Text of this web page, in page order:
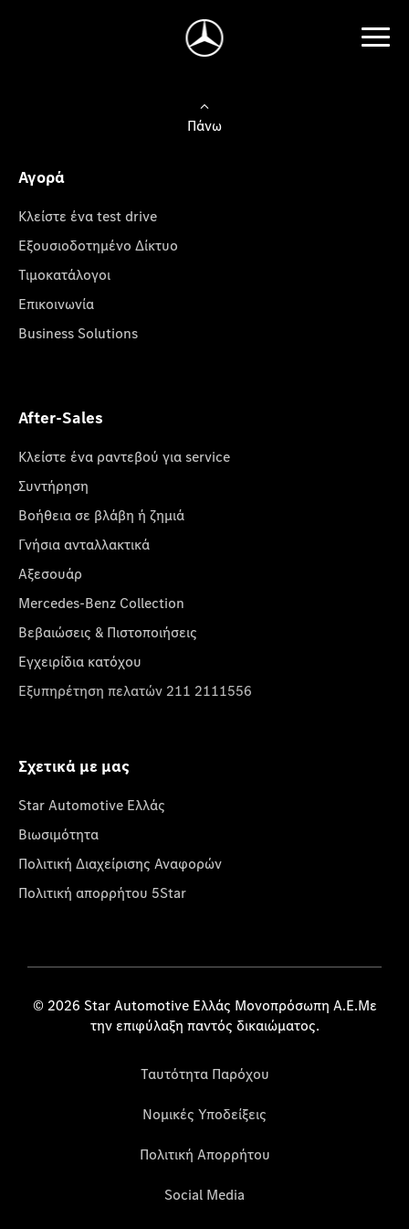
Πάνω
Αγορά
Κλείστε ένα test drive
Εξουσιοδοτημένο Δίκτυο
Τιμοκατάλογοι
Επικοινωνία
Business Solutions
After-Sales
Κλείστε ένα ραντεβού για service
Συντήρηση
Βοήθεια σε βλάβη ή ζημιά
Γνήσια ανταλλακτικά
Αξεσουάρ
Mercedes-Benz Collection
Βεβαιώσεις & Πιστοποιήσεις
Εγχειρίδια κατόχου
Εξυπηρέτηση πελατών 211 2111556
Σχετικά με μας
Star Automotive Ελλάς
Βιωσιμότητα
Πολιτική Διαχείρισης Αναφορών
Πολιτική απορρήτου 5Star
© 2026 Star Automotive Ελλάς Μονοπρόσωπη Α.Ε.Με
την επιφύλαξη παντός δικαιώματος.
Ταυτότητα Παρόχου
Νομικές Υποδείξεις
Πολιτική Απορρήτου
Social Media